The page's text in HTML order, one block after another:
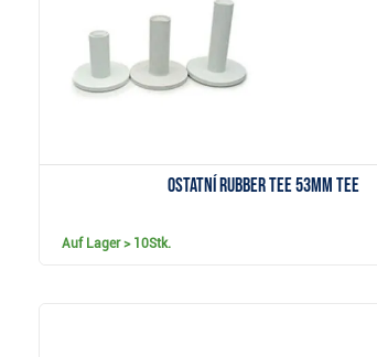
Ostatní Rubber Tee 53mm Tee
Auf Lager> 10Stk.